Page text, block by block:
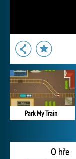
Park My Train
O hře